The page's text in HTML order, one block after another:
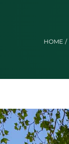
HOME